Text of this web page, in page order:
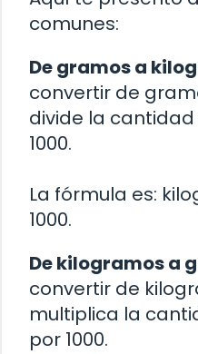
comunes:
De gramos a
convertir de
divide la
1000.
La fórmula es:
1000.
De kilogramos a
convertir de
multiplica la
por 1000.